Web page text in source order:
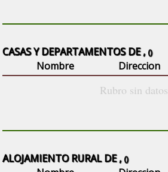
CASAS Y DEPARTAMENTOS DE ,()
Nombre Direccion
Rubro sin datos
ALOJAMIENTO RURAL DE ,()